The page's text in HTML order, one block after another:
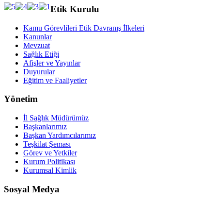
Etik Kurulu
Kamu Görevlileri Etik Davranış İlkeleri
Kanunlar
Mevzuat
Sağlık Etiği
Afişler ve Yayınlar
Duyurular
Eğitim ve Faaliyetler
Yönetim
İl Sağlık Müdürümüz
Başkanlarımız
Başkan Yardımcılarımız
Teşkilat Şeması
Görev ve Yetkiler
Kurum Politikası
Kurumsal Kimlik
Sosyal Medya